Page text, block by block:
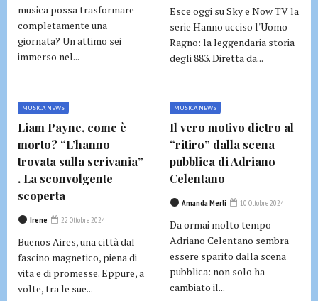
musica possa trasformare
completamente una
giornata? Un attimo sei
immerso nel...
Esce oggi su Sky e Now TV la
serie Hanno ucciso l'Uomo
Ragno: la leggendaria storia
degli 883. Diretta da...
MUSICA NEWS
Liam Payne, come è
morto? “L’hanno
trovata sulla scrivania”
. La sconvolgente
scoperta
Irene 22 Ottobre 2024
Buenos Aires, una città dal
fascino magnetico, piena di
vita e di promesse. Eppure, a
volte, tra le sue...
MUSICA NEWS
Il vero motivo dietro al
“ritiro” dalla scena
pubblica di Adriano
Celentano
Amanda Merli 10 Ottobre 2024
Da ormai molto tempo
Adriano Celentano sembra
essere sparito dalla scena
pubblica: non solo ha
cambiato il...